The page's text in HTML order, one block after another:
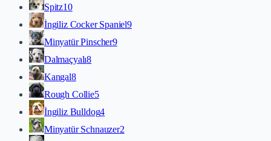
Spitz10
İngiliz Cocker Spaniel9
Minyatür Pinscher9
Dalmaçyalı8
Kangal8
Rough Collie5
İngiliz Bulldog4
Minyatür Schnauzer2